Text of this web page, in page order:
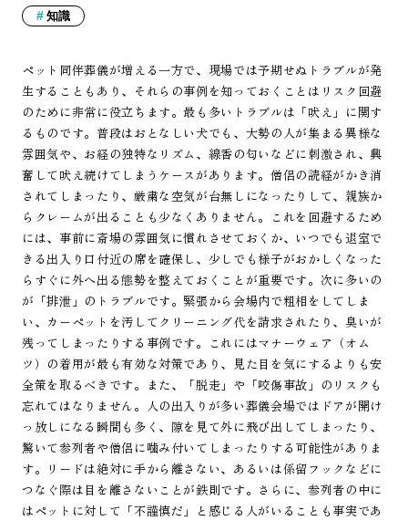
知識
ペット同伴葬儀が増える一方で、現場では予期せぬトラブルが発
生することもあり、それらの事例を知っておくことはリスク回避
のために非常に役立ちます。最も多いトラブルは「吠え」に関す
るものです。普段はおとなしい犬でも、大勢の人が集まる異様な
雰囲気や、お経の独特なリズム、線香の匂いなどに刺激され、興
奮して吠え続けてしまうケースがあります。僧侶の読経がかき消
されてしまったり、厳粛な空気が台無しになったりして、親族か
らクレームが出ることも少なくありません。これを回避するため
には、事前に斎場の雰囲気に慣れさせておくか、いつでも退室で
きる出入り口付近の席を確保し、少しでも様子がおかしくなった
らすぐに外へ出る態勢を整えておくことが重要です。次に多いの
が「排泄」のトラブルです。緊張から会場内で粗相をしてしま
い、カーペットを汚してクリーニング代を請求されたり、臭いが
残ってしまったりする事例です。これにはマナーウェア（オム
ツ）の着用が最も有効な対策であり、見た目を気にするよりも安
全策を取るべきです。また、「脱走」や「咬傷事故」のリスクも
忘れてはなりません。人の出入りが多い葬儀会場ではドアが開け
っ放しになる瞬間も多く、隙を見て外に飛び出してしまったり、
驚いて参列者や僧侶に噛み付いてしまったりする可能性がありま
す。リードは絶対に手から離さない、あるいは係留フックなどに
つなぐ際は目を離さないことが鉄則です。さらに、参列者の中に
はペットに対して「不謹慎だ」と感じる人がいることも事実であ